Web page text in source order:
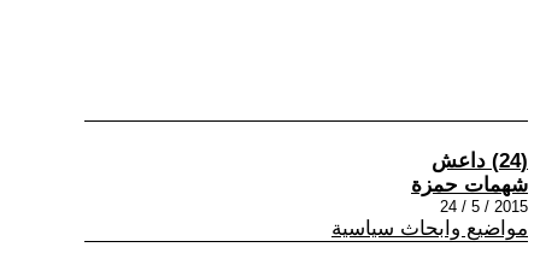
(24) داعش
شهمات حمزة
2015 / 5 / 24
مواضيع وابحاث سياسية